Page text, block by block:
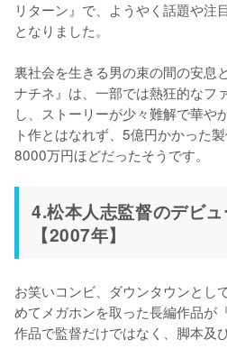
リターン』で、ようやく話題や注
となりました。
裏社会を生きる男の束の間の安息
ナチネ』は、一部では熱狂的なフ
し、ストーリーが少々難解で華や
ト作とはなれず、5億円かかった
8000万円ほどだったそうです。
4.松本人志監督のデビュ
【2007年】
お笑いコンビ、ダウンタウンとし
めてメガホンを取った長編作品が
作品で監督だけではなく、脚本及